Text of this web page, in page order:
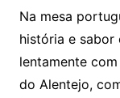
Na mesa
história e
lentamente
do Alentejo,